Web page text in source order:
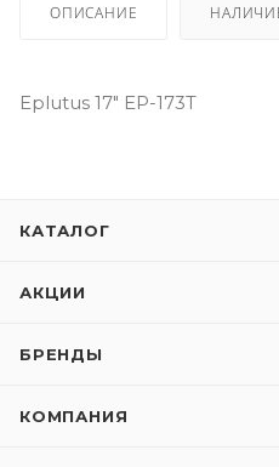
ОПИСАНИЕ
Eplutus 17" EP-173T
КАТАЛОГ
АКЦИИ
БРЕНДЫ
КОМПАНИЯ